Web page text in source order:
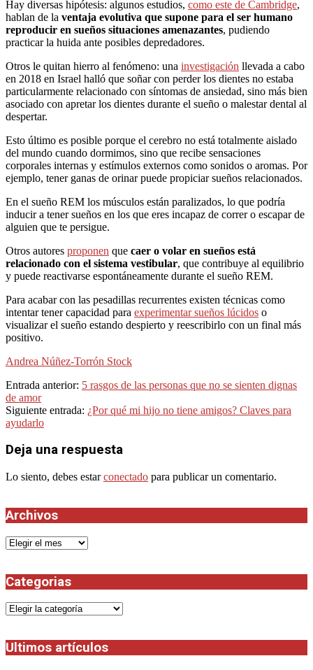
Hay diversas hipótesis: algunos estudios, como este de Cambridge,
hablan de la ventaja evolutiva que supone para el ser humano
reproducir en sueños situaciones amenazantes, pudiendo
practicar la huida ante posibles depredadores.
Otros le quitan hierro al fenómeno: una investigación llevada a cabo
en 2018 en Israel halló que soñar con perder los dientes no estaba
particularmente relacionado con síntomas de ansiedad, sino más bien
asociado con apretar los dientes durante el sueño o malestar dental al
despertar.
Esto último es posible porque el cerebro no está totalmente aislado
del mundo cuando dormimos, sino que recibe sensaciones
corporales internas y estímulos externos como sonidos o aromas. Por
ejemplo, tener ganas de orinar puede propiciar sueños relacionados.
En el sueño REM los músculos están paralizados, lo que podría
inducir a tener sueños en los que eres incapaz de correr o escapar de
alguien que te persigue.
Otros autores proponen que caer o volar en sueños está
relacionado con el sistema vestibular, que contribuye al equilibrio
y puede reactivarse espontáneamente durante el sueño REM.
Para acabar con las pesadillas recurrentes existen técnicas como
intentar tener capacidad para experimentar sueños lúcidos o
visualizar el sueño estando despierto y reescribirlo con un final más
positivo.
Andrea Núñez-Torrón Stock
2021-
09-
04
Entrada anterior: 5 rasgos de las personas que no se sienten dignas
de amor
Siguiente entrada: ¿Por qué mi hijo no tiene amigos? Claves para
ayudarlo
Deja una respuesta
Lo siento, debes estarconectado para publicar un comentario.
Archivos
Archivos
Categorias
Categorias
Ultimos artículos